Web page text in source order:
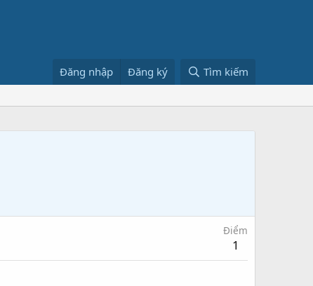
Đăng nhập Đăng ký Tìm kiếm
Điểm
1